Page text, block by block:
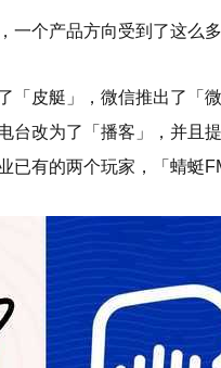
个产品方向受到了这么多
「皮艇」，微信推出了「
改为了「播客」，并且
有的两个玩家，「蜻蜓